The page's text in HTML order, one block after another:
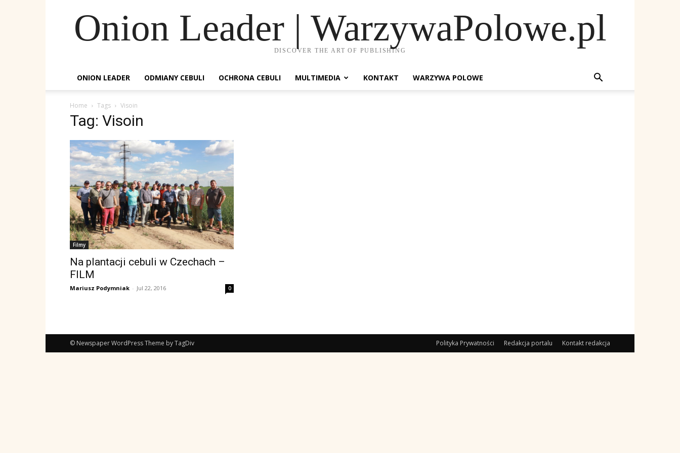
Onion Leader | WarzywaPolowe.pl
DISCOVER THE ART OF PUBLISHING
ONION LEADER ODMIANY CEBULI OCHRONA CEBULI MULTIMEDIA KONTAKT WARZYWA POLOWE
Home Tags Visoin
Tag: Visoin
Filmy
Na plantacji cebuli w Czechach –
FILM
Mariusz Podymniak - Jul 22, 2016 0
Polityka Prywatności Redakcja portalu Kontakt redakcja
© Newspaper WordPress Theme by TagDiv